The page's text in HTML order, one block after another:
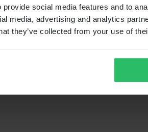
social media features and to
media, advertising and analytics
they’ve collected from your use of